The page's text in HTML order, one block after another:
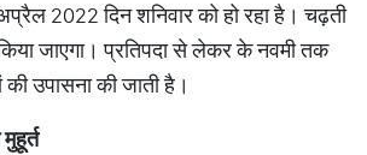
2022 दिन शनिवार को हो रहा है। चढ़ती
जाएगा। प्रतिपदा से लेकर के नवमी तक
उपासना की जाती है।
मुहूर्त